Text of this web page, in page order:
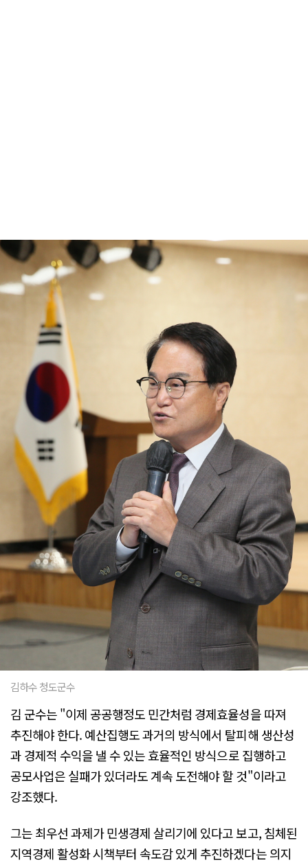
김하수 청도군수
김 군수는 "이제 공공행정도 민간처럼 경제효율성을 따져
추진해야 한다. 예산집행도 과거의 방식에서 탈피해 생산성
과 경제적 수익을 낼 수 있는 효율적인 방식으로 집행하고
공모사업은 실패가 있더라도 계속 도전해야 할 것"이라고
강조했다.
그는 최우선 과제가 민생경제 살리기에 있다고 보고, 침체된
지역경제 활성화 시책부터 속도감 있게 추진하겠다는 의지